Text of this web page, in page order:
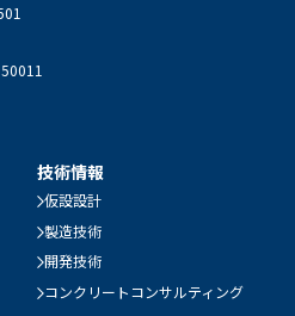
技術情報
仮設設計
製造技術
開発技術
コンクリートコンサルティング